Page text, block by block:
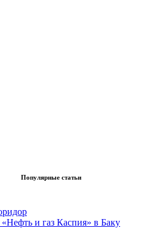
Популярные статьи
и газ Каспия» в Баку